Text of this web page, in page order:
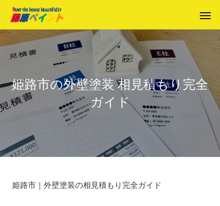
姫路市の外壁塗装 相見積もり完全
ガイド
姫路市｜外壁塗装の相見積もり完全ガイド